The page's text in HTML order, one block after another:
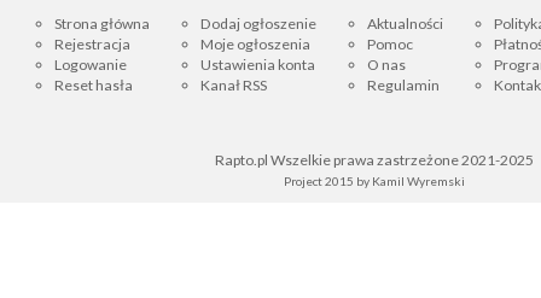
Strona główna
Rejestracja
Logowanie
Reset hasła
Dodaj ogłoszenie
Moje ogłoszenia
Ustawienia konta
Kanał RSS
Aktualności
Pomoc
O nas
Regulamin
Rapto.pl Wszelkie prawa zastrzeżone 2021-2025
Project 2015 by Kamil Wyremski